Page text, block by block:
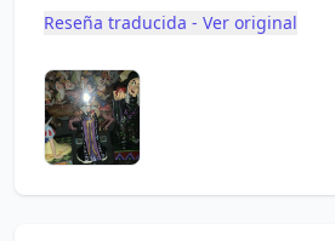
Reseña traducida - Ver original